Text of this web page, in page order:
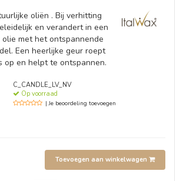
oliën . Bij verhitting
en verandert in een
met het ontspannende
Een heerlijke geur roept
op en helpt te ontspannen.
C_CANDLE_LV_NV
Op voorraad
| Je beoordeling toevoegen
Toevoegen aan winkelwagen